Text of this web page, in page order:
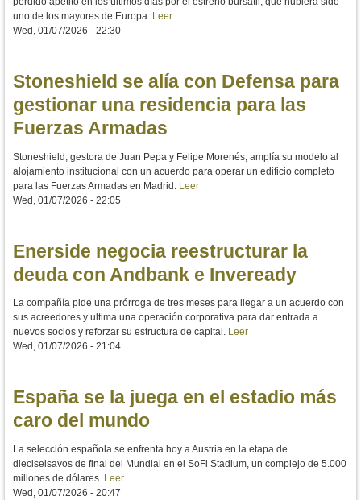
uno de los mayores de Europa. Leer
Wed, 01/07/2026 - 22:30
Stoneshield se alía con Defensa para
gestionar una residencia para las
Fuerzas Armadas
Stoneshield, gestora de Juan Pepa y Felipe Morenés, amplía su modelo al
alojamiento institucional con un acuerdo para operar un edificio completo
para las Fuerzas Armadas en Madrid. Leer
Wed, 01/07/2026 - 22:05
Enerside negocia reestructurar la
deuda con Andbank e Inveready
La compañía pide una prórroga de tres meses para llegar a un acuerdo con
sus acreedores y ultima una operación corporativa para dar entrada a
nuevos socios y reforzar su estructura de capital. Leer
Wed, 01/07/2026 - 21:04
España se la juega en el estadio más
caro del mundo
La selección española se enfrenta hoy a Austria en la etapa de
dieciseisavos de final del Mundial en el SoFi Stadium, un complejo de 5.000
millones de dólares. Leer
Wed, 01/07/2026 - 20:47